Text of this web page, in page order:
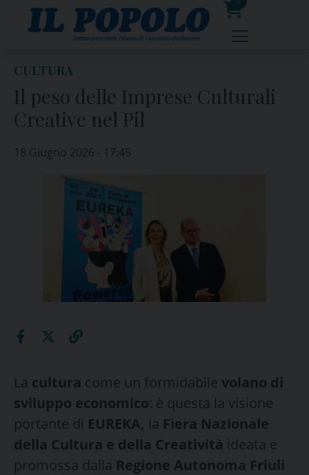
0
prodotti
CULTURA
Il peso delle Imprese Culturali
Creative nel Pil
18 Giugno 2026 - 17:45
La cultura come un formidabile volano di
sviluppo economico: è questa la visione
portante di EUREKA, la Fiera Nazionale
della Cultura e della Creatività ideata e
promossa dalla Regione Autonoma Friuli